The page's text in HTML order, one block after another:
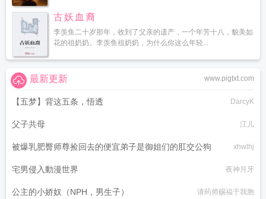
古妖血裔
李羡鱼二十岁那年，收到了父亲的遗产，一个年芳十八，貌美如
花的祖奶奶。李羡鱼祖奶奶，为什么你这么年轻...
www.pigtxt.com
最新更新
【五梦】背这五条，悟透 DarcyK
父子共母 江儿
被爆乳肥臀师尊捡回去的便宜弟子是御姐们的肛交公狗 xhwlhj
宅男侵入動漫世界 夜神月牙
公主的小娇奴（NPH，男生子） 请药师赐福于我胞